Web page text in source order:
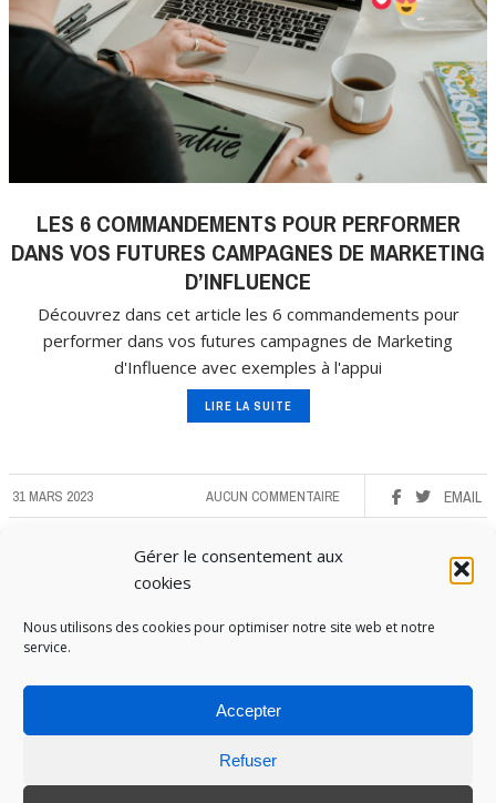
Gérer le consentement aux
cookies
Nous utilisons des cookies pour optimiser notre site web et notre
service.
Accepter
Refuser
LES 6 COMMANDEMENTS POUR PERFORMER
DANS VOS FUTURES CAMPAGNES DE MARKETING
D’INFLUENCE
Découvrez dans cet article les 6 commandements pour
performer dans vos futures campagnes de Marketing
d'Influence avec exemples à l'appui
LIRE LA SUITE
31 MARS 2023 EMAIL
AUCUN COMMENTAIRE
MEDIA INSTITUTE
STRATÉGIE MARKETING & DIGITALE © TOUS DROITS RÉSERVÉS 2017-2025